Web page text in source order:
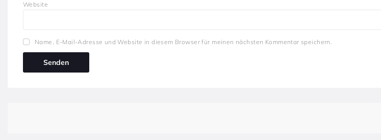
Website
Name, E-Mail-Adresse und Website in diesem Browser für meinen nächsten Kommentar speichern.